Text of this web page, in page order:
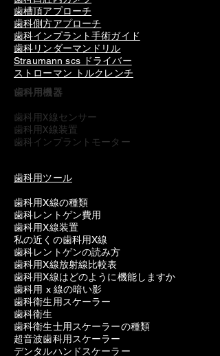
歯槽頂アプローチ
歯科側方アプローチ
歯科インプラント手術ガイド
歯科リンダーマンドリル
Straumann scs ドライバー
ストローマン トルクレンチ
歯科用機器
歯科用X線センサー
歯科用X線装置
歯科インプラントモーター
歯科用ツール
歯科用X線の種類
歯科レントゲン費用
歯科用X線装置
私の近くの歯科用X線
歯科レントゲンの読み方
歯科用X線放射線比較表
歯科用X線はどのように機能しますか
歯科用 x 線の暗い影
歯科衛生用スケーラー
歯科衛生
歯科衛生士用スケーラーの種類
超音波歯科用スケーラー
デンタルハンドスケーラー